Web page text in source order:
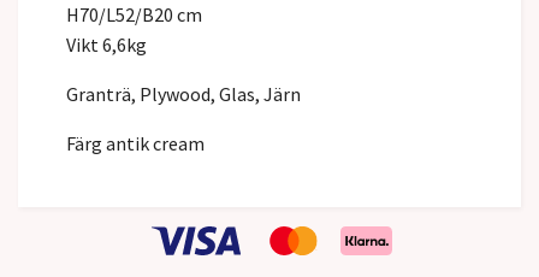
H70/L52/B20 cm
Vikt 6,6kg
Granträ, Plywood, Glas, Järn
Färg antik cream